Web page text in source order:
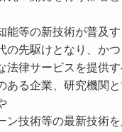
能等の新技術が普及
の先駆けとなり、か
法律サービスを提供
ある企業、研究機関
ン技術等の最新技術を